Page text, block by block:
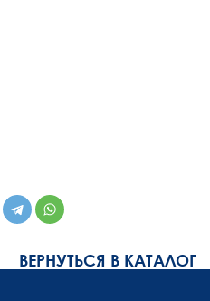
ВЕРНУТЬСЯ В КАТАЛОГ